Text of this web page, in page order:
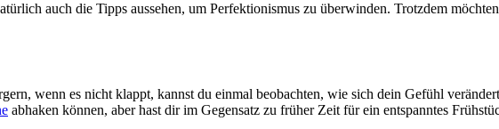
auch die Tipps aussehen, um Perfektionismus zu überwinden. Trotzdem
wenn es nicht klappt, kannst du einmal beobachten, wie sich dein Gefühl
abhaken können, aber hast dir im Gegensatz zu früher Zeit für ein entspanntes